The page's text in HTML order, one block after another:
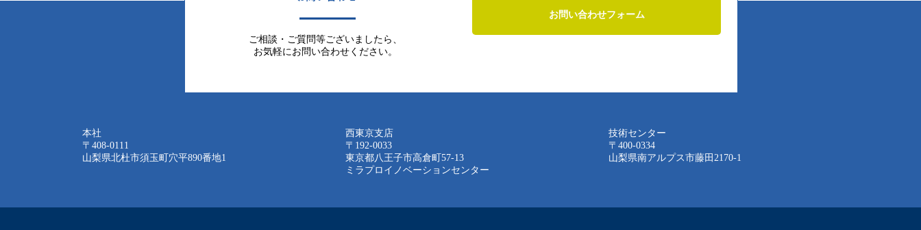
ご相談・ご質問等ございましたら、
お気軽にお問い合わせください。
お問い合わせフォーム
本社
〒408-0111
山梨県北杜市須玉町穴平890番地1
西東京支店
〒192-0033
東京都八王子市高倉町57-13
ミラプロイノベーションセンター
技術センター
〒400-0334
山梨県南アルプス市藤田2170-1